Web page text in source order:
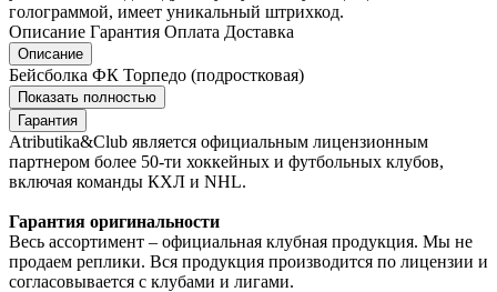
голограммой, имеет уникальный штрихкод.
Описание Гарантия Оплата Доставка
Описание
Бейсболка ФК Торпедо (подростковая)
Показать полностью
Гарантия
Atributika&Club является официальным лицензионным
партнером более 50-ти хоккейных и футбольных клубов,
включая команды КХЛ и NHL.
Гарантия оригинальности
Весь ассортимент – официальная клубная продукция. Мы не
продаем реплики. Вся продукция производится по лицензии и
согласовывается с клубами и лигами.